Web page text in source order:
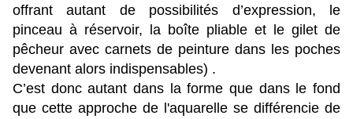
offrant autant de possibilités d’expression, le
pinceau à réservoir, la boîte pliable et le gilet de
pêcheur avec carnets de peinture dans les poches
devenant alors indispensables) .
C’est donc autant dans la forme que dans le fond
que cette approche de l'aquarelle se différencie de